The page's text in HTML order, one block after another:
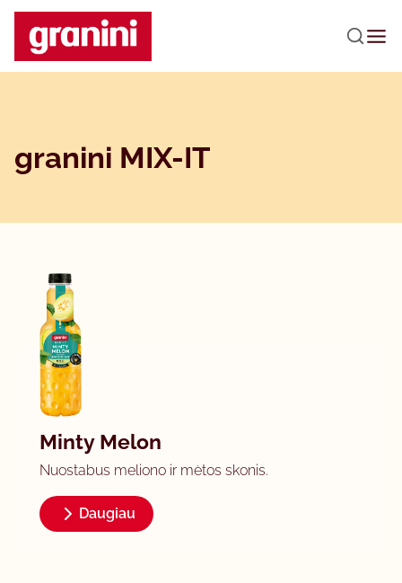
Praleisti navigaciją
granini MIX-IT
Minty Melon
Nuostabus meliono ir mėtos skonis.
Daugiau